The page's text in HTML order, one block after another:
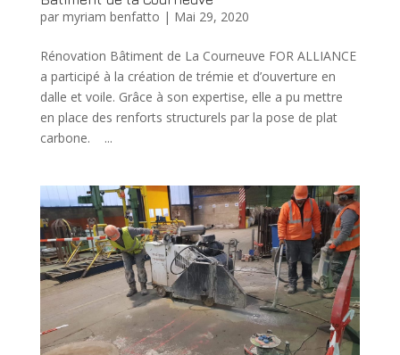
par myriam benfatto | Mai 29, 2020
Rénovation Bâtiment de La Courneuve FOR ALLIANCE
a participé à la création de trémie et d’ouverture en
dalle et voile. Grâce à son expertise, elle a pu mettre
en place des renforts structurels par la pose de plat
carbone. ...